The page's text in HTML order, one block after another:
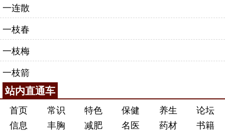
一连散
一枝春
一枝梅
一枝箭
站内直通车
首页 常识 特色 保健 养生
论坛
信息
丰胸 减肥 名医 药材 书籍